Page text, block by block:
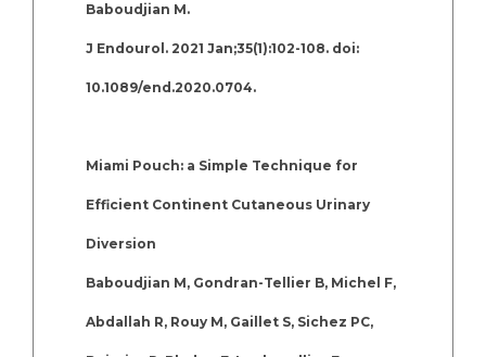
Baboudjian M.
J Endourol. 2021 Jan;35(1):102-108. doi:
10.1089/end.2020.0704.
Miami Pouch: a Simple Technique for
Efficient Continent Cutaneous Urinary
Diversion
Baboudjian M, Gondran-Tellier B, Michel F,
Abdallah R, Rouy M, Gaillet S, Sichez PC,